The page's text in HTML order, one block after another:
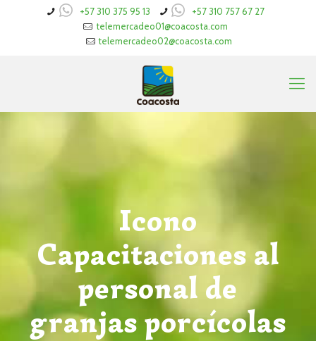
+57 310 375 95 13
+57 310 757 67 27
telemercadeo01@coacosta.com
telemercadeo02@coacosta.com
Icono
Capacitaciones al
personal de
granjas porcícolas